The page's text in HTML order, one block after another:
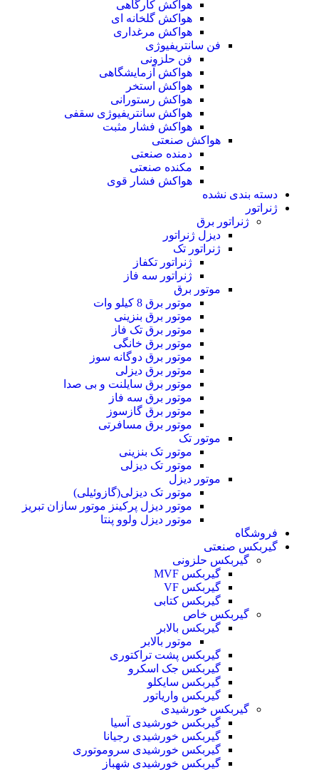
هواکش کارگاهی
هواکش گلخانه ای
هواکش مرغداری
فن سانتریفیوژی
فن حلزونی
هواکش آزمایشگاهی
هواکش استخر
هواکش رستورانی
هواکش سانتریفیوژی سقفی
هواکش فشار مثبت
هواکش صنعتی
دمنده صنعتی
مکنده صنعتی
هواکش فشار قوی
دسته بندی نشده
ژنراتور
ژنراتور برق
دیزل ژنراتور
ژنراتور تک
ژنراتور تکفاز
ژنراتور سه فاز
موتور برق
موتور برق 8 کیلو وات
موتور برق بنزینی
موتور برق تک فاز
موتور برق خانگی
موتور برق دوگانه سوز
موتور برق دیزلی
موتور برق سایلنت و بی صدا
موتور برق سه فاز
موتور برق گازسوز
موتور برق مسافرتی
موتور تک
موتور تک بنزینی
موتور تک دیزلی
موتور دیزل
موتور تک دیزلی(گازوئیلی)
موتور دیزل پرکینز موتور سازان تبریز
موتور دیزل ولوو پنتا
فروشگاه
گیربکس صنعتی
گیربکس حلزونی
گیربکس MVF
گیربکس VF
گیربکس کتابی
گیربکس خاص
گيربکس بالابر
موتور بالابر
گیربکس پشت تراکتوری
گیربکس جک اسکرو
گیربکس سایکلو
گیربکس واریاتور
گیربکس خورشیدی
گیربکس خورشیدی آسیا
گیربکس خورشیدی رجیانا
گیربکس خورشیدی سروموتوری
گیربکس خورشیدی شهباز